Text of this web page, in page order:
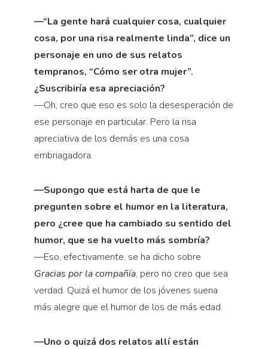
—“La gente hará cualquier cosa, cualquier
cosa, por una risa realmente linda”, dice un
personaje en uno de sus relatos
tempranos, “Cómo ser otra mujer”.
¿Suscribiría esa apreciación?
—Oh, creo que eso es solo la desesperación de
ese personaje en particular. Pero la risa
apreciativa de los demás es una cosa
embriagadora.
—Supongo que está harta de que le
pregunten sobre el humor en la literatura,
pero ¿cree que ha cambiado su sentido del
humor, que se ha vuelto más sombría?
—Eso, efectivamente, se ha dicho sobre
Gracias por la compañía, pero no creo que sea
verdad. Quizá el humor de los jóvenes suena
más alegre que el humor de los de más edad.
—Uno o quizá dos relatos allí están